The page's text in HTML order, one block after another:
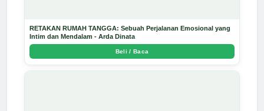
RETAKAN RUMAH TANGGA: Sebuah Perjalanan Emosional yang
Intim dan Mendalam - Arda Dinata
Beli / Baca